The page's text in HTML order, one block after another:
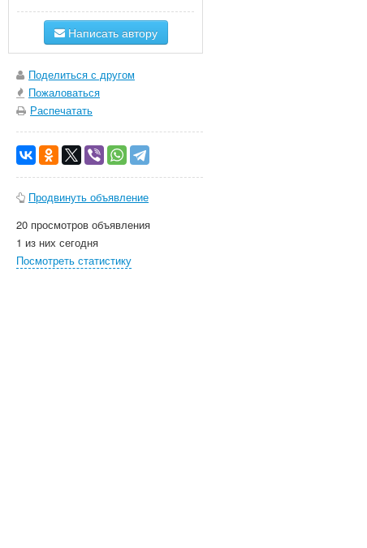
Написать автору
Поделиться с другом
Пожаловаться
Распечатать
Продвинуть объявление
20 просмотров объявления
1 из них сегодня
Посмотреть статистику